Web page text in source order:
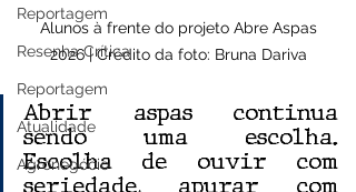
Reportagem
Resenha Crítica
Reportagem
Atualidade
Agronegócio
Alunos à frente do projeto Abre Aspas
2026 | Crédito da foto: Bruna Dariva
Abrir aspas continua
sendo uma escolha.
Escolha de ouvir com
seriedade, apurar com